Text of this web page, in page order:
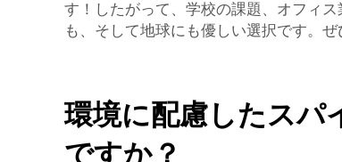
す！したがって、学校の課題、オフィ
も、そして地球にも優しい選択です。
環境に配慮したスパ
ですか？